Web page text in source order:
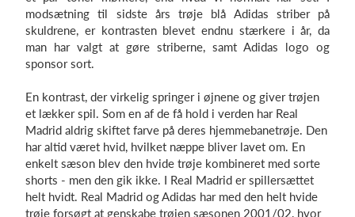
modsætning til sidste års trøje blå Adidas striber på
skuldrene, er kontrasten blevet endnu stærkere i år, da
man har valgt at gøre striberne, samt Adidas logo og
sponsor sort.
En kontrast, der virkelig springer i øjnene og giver trøjen
et lækker spil. Som en af de få hold i verden har Real
Madrid aldrig skiftet farve på deres hjemmebanetrøje. Den
har altid været hvid, hvilket næppe bliver lavet om. En
enkelt sæson blev den hvide trøje kombineret med sorte
shorts - men den gik ikke. I Real Madrid er spillersættet
helt hvidt. Real Madrid og Adidas har med den helt hvide
trøje forsøgt at genskabe trøjen sæsonen 2001/02, hvor